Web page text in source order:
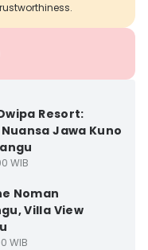
Resort:
Jawa Kuno
WIB
Noman
Villa View
WIB